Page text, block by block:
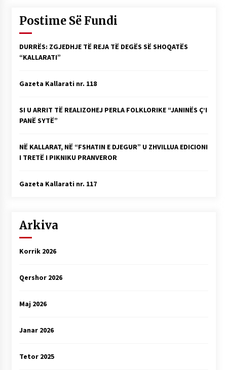
Postime Së Fundi
DURRËS: ZGJEDHJE TË REJA TË DEGËS SË SHOQATËS
“KALLARATI”
Gazeta Kallarati nr. 118
SI U ARRIT TË REALIZOHEJ PERLA FOLKLORIKE “JANINËS Ç’I
PANË SYTË”
NË KALLARAT, NË “FSHATIN E DJEGUR” U ZHVILLUA EDICIONI
I TRETË I PIKNIKU PRANVEROR
Gazeta Kallarati nr. 117
Arkiva
Korrik 2026
Qershor 2026
Maj 2026
Janar 2026
Tetor 2025